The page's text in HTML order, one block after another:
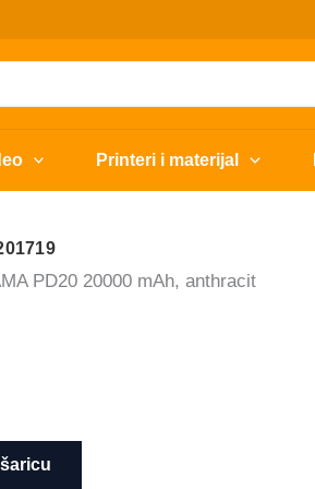
Printeri i materijal
PD20 20000 mAh, anthracit